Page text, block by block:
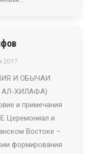
2017
И ОБЫЧАИ
АЛ-ХИЛАФА)
и примечания
Церемониал и
Востоке –
формирования